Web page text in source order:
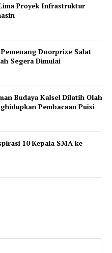
Proyek Infrastruktur
Doorprize Salat
Segera Dimulai
Budaya Kalsel Dilatih Olah
Pembacaan Puisi
10 Kepala SMA ke